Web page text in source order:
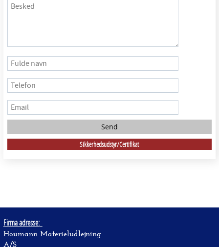
Sikkerhedsudstyr/Certifikat
Firma adresse:
Houmann Materieludlejning
A/S